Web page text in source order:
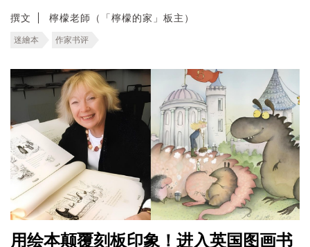
撰文 檸檬老師（「檸檬的家」板主）
迷繪本 作家书评
用绘本颠覆刻板印象！进入英国图画书